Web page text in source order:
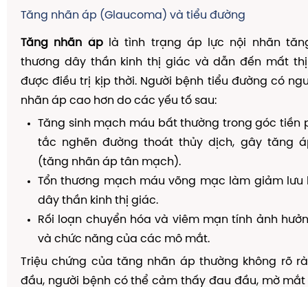
Tăng nhãn áp (Glaucoma) và tiểu đường
Tăng nhãn áplà tình trạng áp lực nội nhãn
thương dây thần kinh thị giác và dẫn đến mất
được điều trị kịp thời. Người bệnh tiểu đường có
nhãn áp cao hơn do các yếu tố sau:
Tăng sinh mạch máu bất thường trong góc tiền
tắc nghẽn đường thoát thủy dịch, gây tăng
(tăng nhãn áp tân mạch).
Tổn thương mạch máu võng mạc làm giảm lưu
dây thần kinh thị giác.
Rối loạn chuyển hóa và viêm mạn tính ảnh
và chức năng của các mô mắt.
Triệu chứng của tăng nhãn áp thường không rõ
đầu, người bệnh có thể cảm thấy đau đầu, mờ